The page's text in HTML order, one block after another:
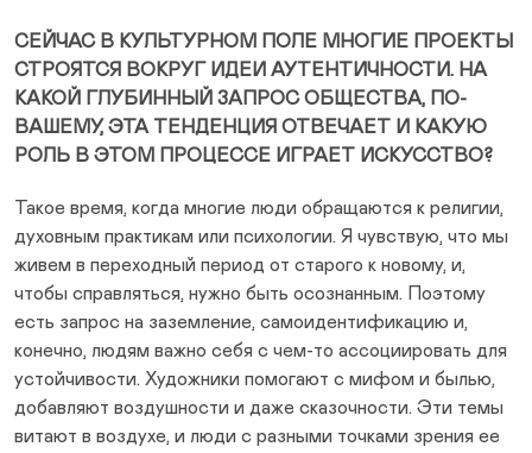
СЕЙЧАС В КУЛЬТУРНОМ ПОЛЕ МНОГИЕ ПРОЕКТЫ
СТРОЯТСЯ ВОКРУГ ИДЕИ АУТЕНТИЧНОСТИ. НА
КАКОЙ ГЛУБИННЫЙ ЗАПРОС ОБЩЕСТВА, ПО-
ВАШЕМУ, ЭТА ТЕНДЕНЦИЯ ОТВЕЧАЕТ И КАКУЮ
РОЛЬ В ЭТОМ ПРОЦЕССЕ ИГРАЕТ ИСКУССТВО?
Такое время, когда многие люди обращаются к религии,
духовным практикам или психологии. Я чувствую, что мы
живем в переходный период от старого к новому, и,
чтобы справляться, нужно быть осознанным. Поэтому
есть запрос на заземление, самоидентификацию и,
конечно, людям важно себя с чем-то ассоциировать для
устойчивости. Художники помогают с мифом и былью,
добавляют воздушности и даже сказочности. Эти темы
витают в воздухе, и люди с разными точками зрения ее